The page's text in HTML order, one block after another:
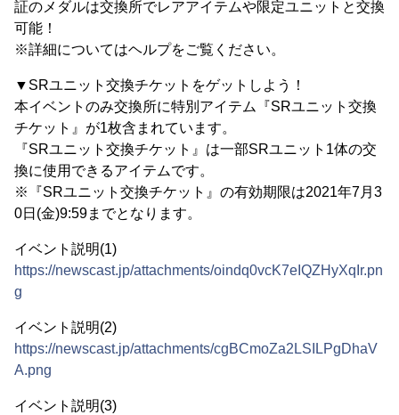
証のメダルは交換所でレアアイテムや限定ユニットと交換
可能！
※詳細についてはヘルプをご覧ください。
▼SRユニット交換チケットをゲットしよう！
本イベントのみ交換所に特別アイテム『SRユニット交換
チケット』が1枚含まれています。
『SRユニット交換チケット』は一部SRユニット1体の交
換に使用できるアイテムです。
※『SRユニット交換チケット』の有効期限は2021年7月3
0日(金)9:59までとなります。
イベント説明(1)
https://newscast.jp/attachments/oindq0vcK7eIQZHyXqIr.pn
g
イベント説明(2)
https://newscast.jp/attachments/cgBCmoZa2LSILPgDhaV
A.png
イベント説明(3)